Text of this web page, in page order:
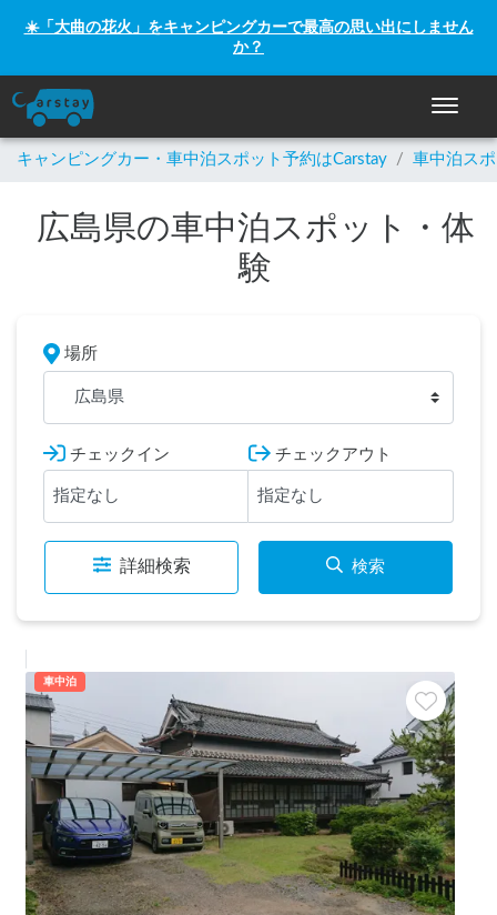
☀️「大曲の花火」をキャンピングカーで最高の思い出にしません
か？
ナビゲ
キャンピングカー・車中泊スポット予約はCarstay / 車中泊ス
広島県の車中泊スポット・体
験
場所
広島県
チェックイン チェックアウト
詳細検索 検索
車中泊